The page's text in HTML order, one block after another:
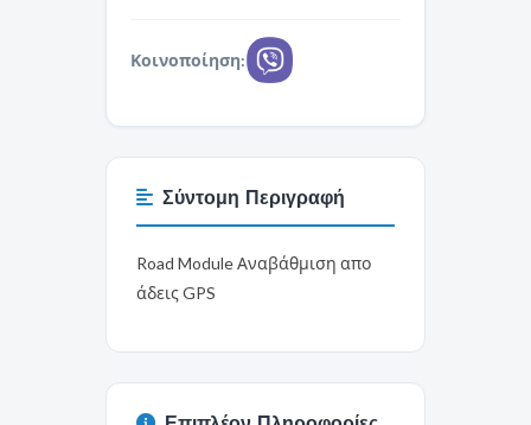
Κοινοποίηση:
Σύντομη Περιγραφή
Road Module Αναβάθμιση απο
άδεις GPS